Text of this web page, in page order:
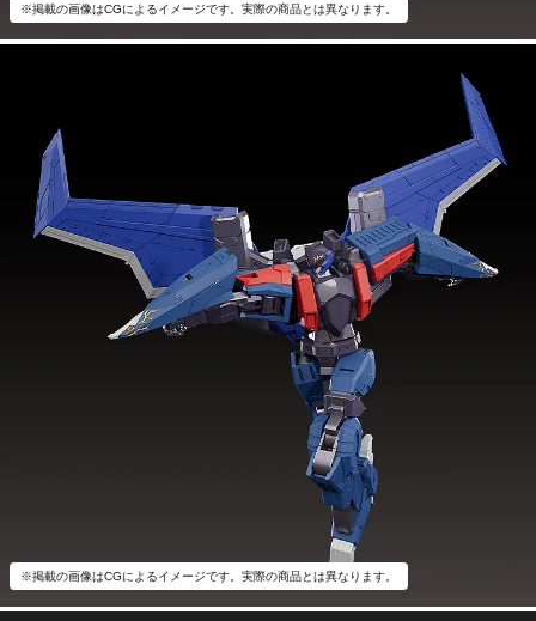
※掲載の画像はCGによるイメージです。実際の商品とは異なります。
※掲載の画像はCGによるイメージです。実際の商品とは異なります。